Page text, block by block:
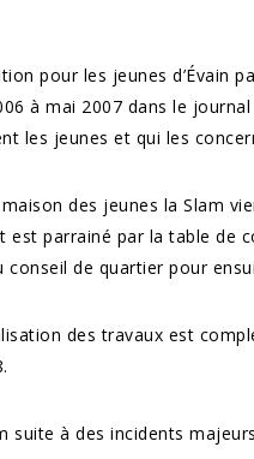
pour les jeunes d’Évain
à mai 2007 dans le
les jeunes et qui les
des jeunes la Slam
parrainé par la table de
conseil de quartier pour
des travaux est
suite à des incidents